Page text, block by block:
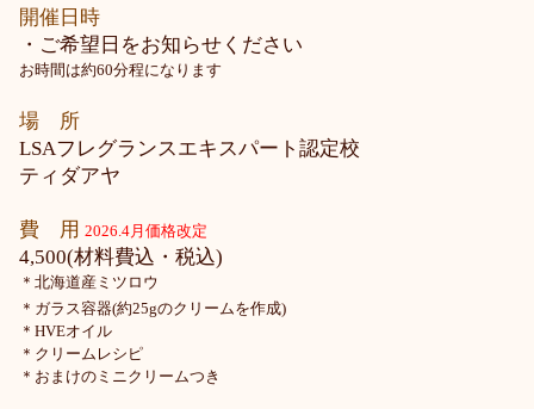
開催日時
・ご希望日をお知らせください
お時間は約60分程になります
場 所
LSAフレグランスエキスパート認定校
ティダアヤ
費 用 2026.4月 価格改定
4,500(材料費込・税込)
＊北海道産ミツロウ
＊ガラス容器(約25gのクリームを作成)
＊HVEオイル
＊クリームレシピ
＊おまけのミニクリームつき